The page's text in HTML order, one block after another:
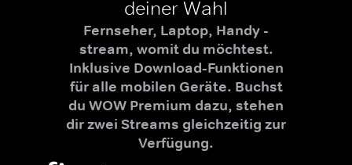
deiner Wahl
Fernseher, Laptop, Handy -
stream, womit du möchtest.
Inklusive Download-Funktionen
für alle mobilen Geräte. Buchst
du WOW Premium dazu, stehen
dir zwei Streams gleichzeitig zur
Verfügung.